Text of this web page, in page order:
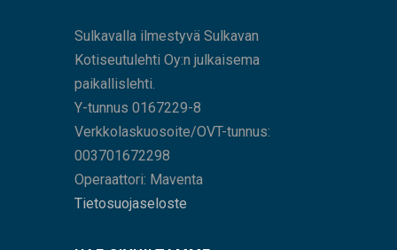
Sulkavalla ilmestyvä Sulkavan
Kotiseutulehti Oy:n julkaisema
paikallislehti.
Y-tunnus 0167229-8
Verkkolaskuosoite/OVT-tunnus:
003701672298
Operaattori: Maventa
Tietosuojaseloste